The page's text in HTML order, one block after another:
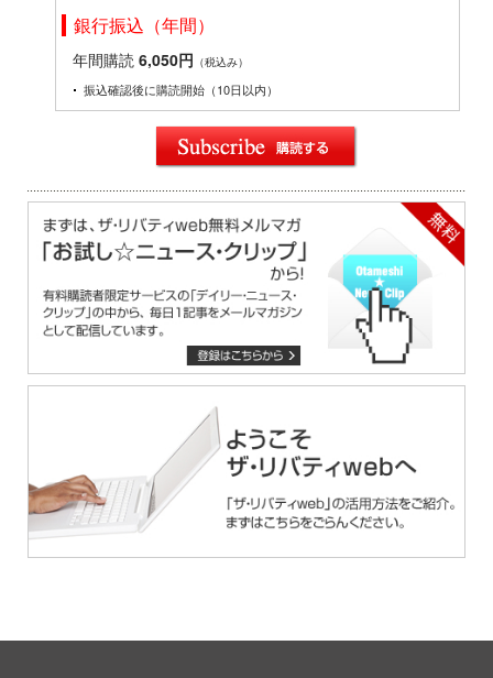
銀行振込（年間）
年間購読 6,050円 （税込み）
振込確認後に購読開始（10日以内）